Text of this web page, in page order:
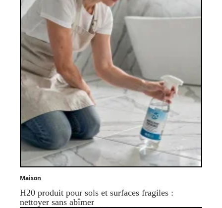
Maison
H20 produit pour sols et surfaces fragiles :
nettoyer sans abîmer